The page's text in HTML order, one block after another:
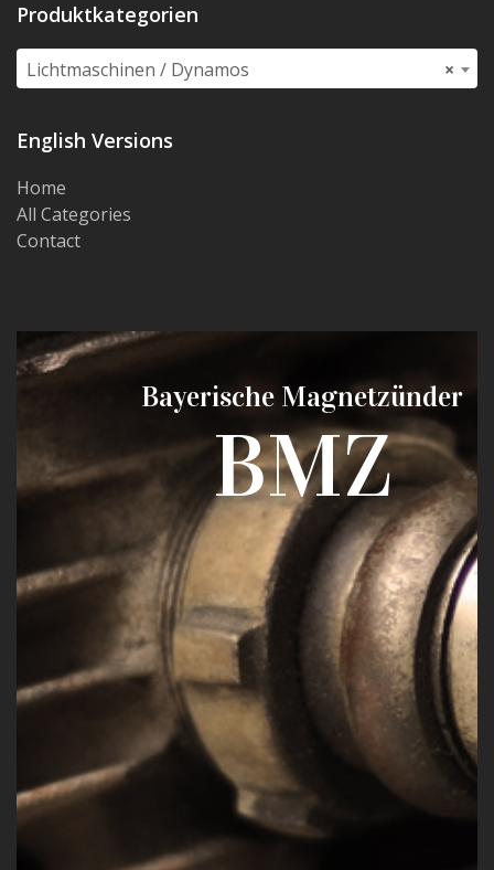
Produktkategorien
×
Lichtmaschinen / Dynamos
English Versions
Home
All Categories
Contact
Bayerische Magnetzünder
BMZ